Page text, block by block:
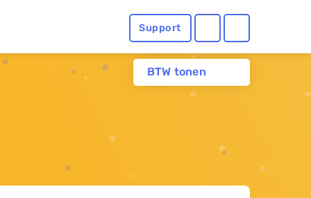
Support
BTW tonen